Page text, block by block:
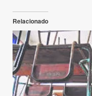
Relacionado